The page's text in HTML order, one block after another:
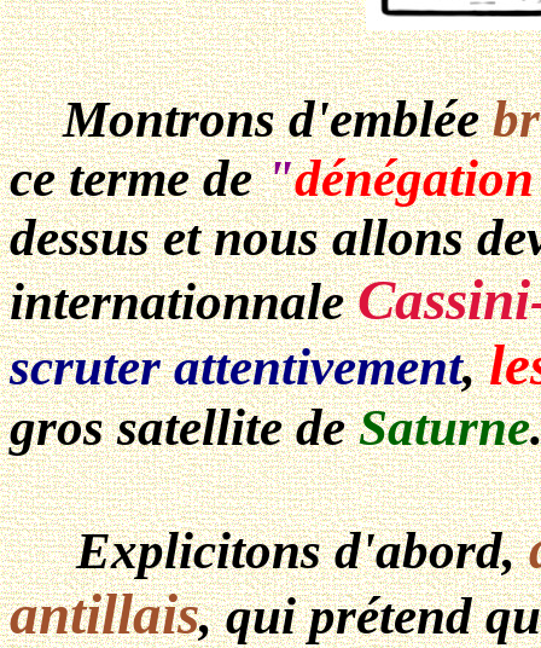
Montrons d'emblée
ce terme de"
dessus et nous allons
internationnale
scruter attentivement,
gros satellite deSaturne
Explicitons d'abord,
antillais, qui prétend